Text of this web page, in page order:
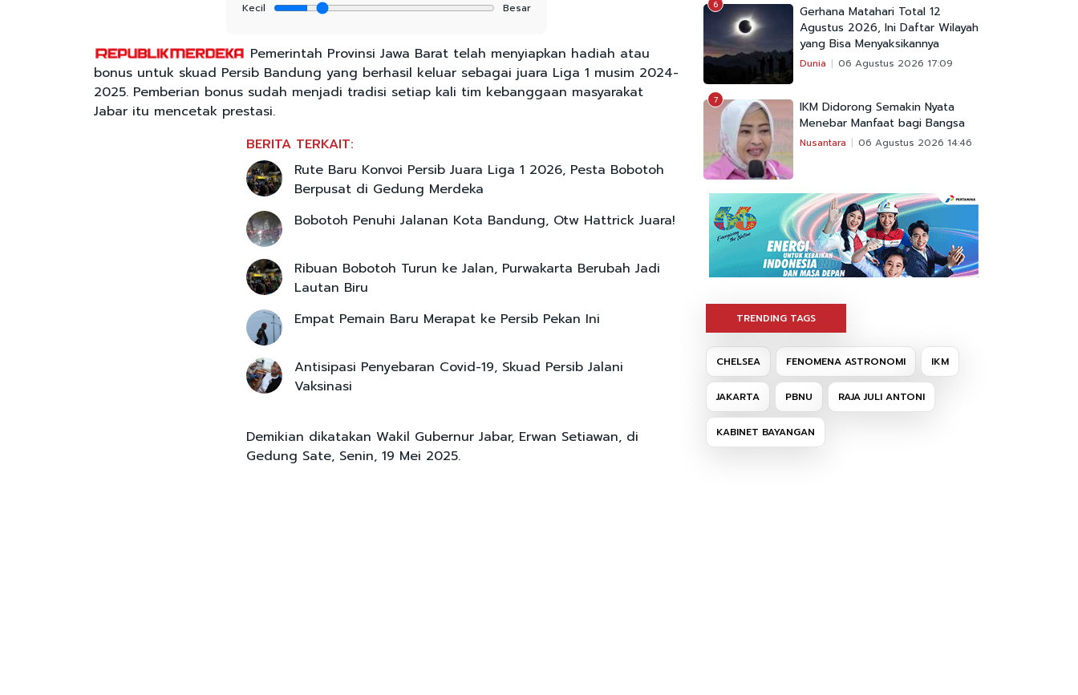
Kecil
Besar
Pemerintah Provinsi Jawa Barat telah menyiapkan hadiah atau
bonus untuk skuad Persib Bandung yang berhasil keluar sebagai juara Liga 1 musim 2024-
2025. Pemberian bonus sudah menjadi tradisi setiap kali tim kebanggaan masyarakat
Jabar itu mencetak prestasi.
BERITA TERKAIT:
Rute Baru Konvoi Persib Juara Liga 1 2026, Pesta Bobotoh
Berpusat di Gedung Merdeka
Bobotoh Penuhi Jalanan Kota Bandung, Otw Hattrick Juara!
Ribuan Bobotoh Turun ke Jalan, Purwakarta Berubah Jadi
Lautan Biru
Empat Pemain Baru Merapat ke Persib Pekan Ini
Antisipasi Penyebaran Covid-19, Skuad Persib Jalani
Vaksinasi
Demikian dikatakan Wakil Gubernur Jabar, Erwan Setiawan, di
Gedung Sate, Senin, 19 Mei 2025.
6
Gerhana Matahari Total 12
Agustus 2026, Ini Daftar Wilayah
yang Bisa Menyaksikannya
Dunia 06 Agustus 2026 17:09
7
IKM Didorong Semakin Nyata
Menebar Manfaat bagi Bangsa
Nusantara 06 Agustus 2026 14:46
TRENDING TAGS
CHELSEA FENOMENA ASTRONOMI IKM
JAKARTA PBNU RAJA JULI ANTONI
KABINET BAYANGAN